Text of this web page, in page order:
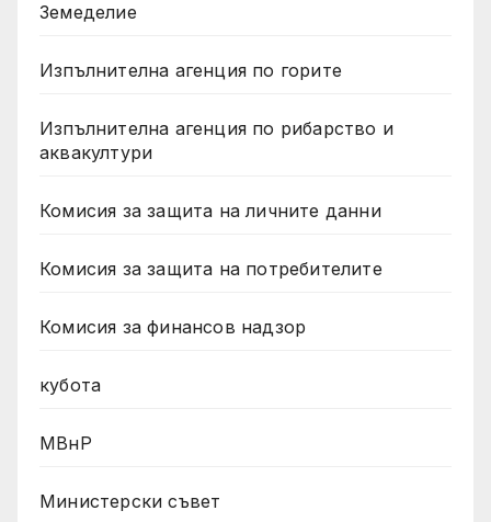
Земеделие
Изпълнителна агенция по горите
Изпълнителна агенция по рибарство и
аквакултури
Комисия за защита на личните данни
Комисия за защита на потребителите
Комисия за финансов надзор
кубота
МВнР
Министерски съвет